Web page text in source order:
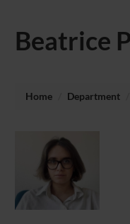
Beatrice
Home Department